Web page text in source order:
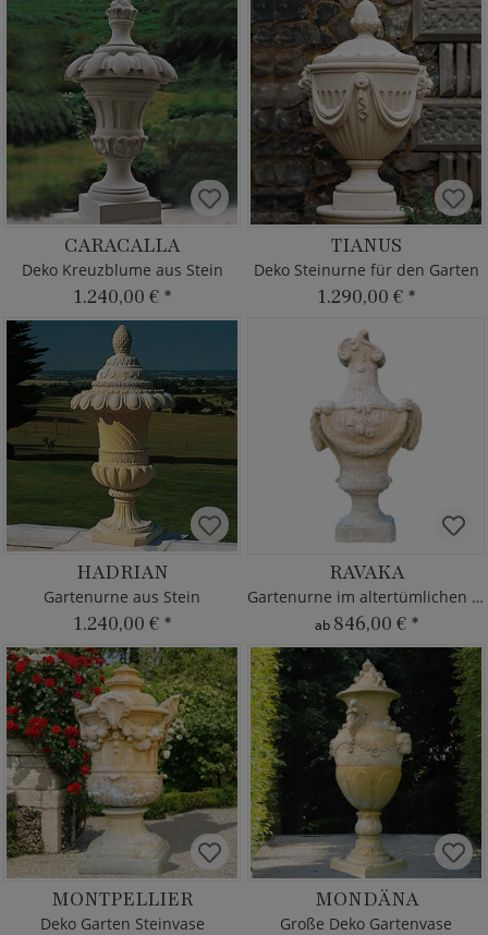
CARACALLA
Deko Kreuzblume aus Stein
1.240,00 € *
TIANUS
Deko Steinurne für den Garten
1.290,00 € *
HADRIAN
Gartenurne aus Stein
1.240,00 € *
RAVAKA
Gartenurne im altertümlichen Stil
ab 846,00 € *
MONTPELLIER
Deko Garten Steinvase
MONDÄNA
Große Deko Gartenvase